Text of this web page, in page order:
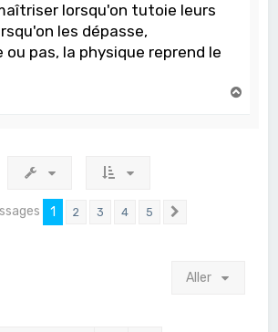
lorsqu'on tutoie leurs
les dépasse,
pas, la physique reprend le
1 2 3 4 5
Aller